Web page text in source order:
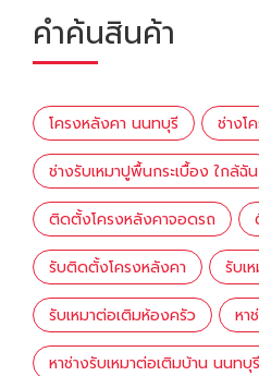
คำค้นสินค้า
โครงหลังคา นนทบุรี ช่างโ
ช่างรับเหมาปูพื้นกระเบื้อง ใกล้ฉัน
ติดตั้งโครงหลังคาจอดรถ
รับติดตั้งโครงหลังคา รับเ
รับเหมาต่อเติมห้องครัว หา
หาช่างรับเหมาต่อเติมบ้าน นนทบุรี